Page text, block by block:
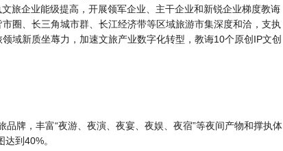
旅企业能级提高，开展领军企业、主干企业和新锐企业梯度教诲
圈、长三角城市群、长江经济带等区域旅游市集深度和洽，支执
域新质坐蓐力，加速文旅产业数字化转型，教诲10个原创IP文创
品牌，丰富“夜游、夜演、夜宴、夜娱、夜宿”等夜间产物和撑执体
到40%。